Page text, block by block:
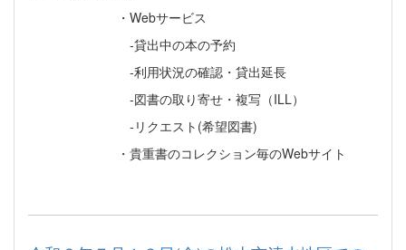
・Webサービス
‐貸出中の本の予約
‐利用状況の確認・貸出延長
‐図書の取り寄せ・複写（ILL）
‐リクエスト(希望図書)
・貴重書のコレクション毎のWebサイト